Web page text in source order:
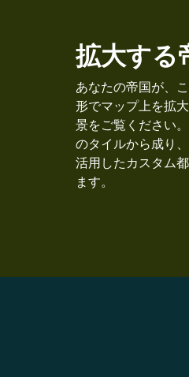
拡大する
あなたの帝国が、
形でマップ上を拡
景をご覧ください
のタイルから成り
活用したカスタム
ます。